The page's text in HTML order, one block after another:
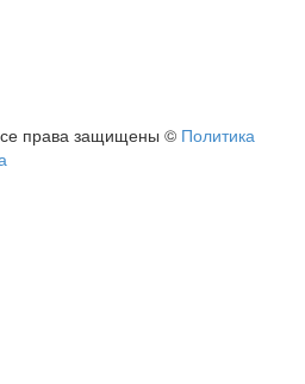
права защищены © Политика